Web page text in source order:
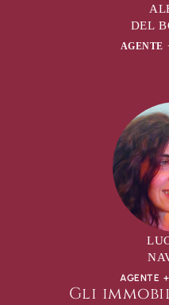
DEL
AGENTE
AGENTE
Gli